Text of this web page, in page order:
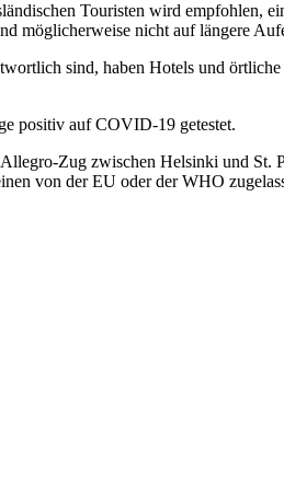
Touristen wird empfohlen,
möglicherweise nicht auf längere
sind, haben Hotels und
positiv auf COVID-19 getestet.
Zug zwischen Helsinki und St.
von der EU oder der WHO